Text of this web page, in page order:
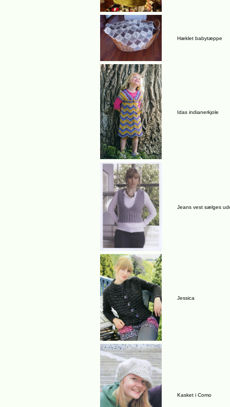
Hæklet babytæppe
Idas indianerkjole
Jeans vest sælges
Jessica
Kasket i Como